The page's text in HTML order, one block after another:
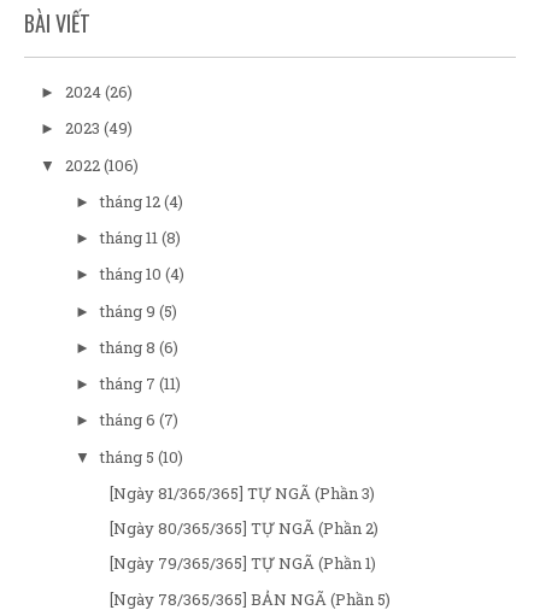
BÀI VIẾT
► 2024(26)
► 2023 (49)
▼ 2022(106)
►tháng 12(4)
►tháng 11(8)
►tháng 10 (4)
►tháng 9 (5)
►tháng 8 (6)
►tháng 7 (11)
►tháng 6 (7)
▼tháng 5 (10)
[Ngày 81/365/365] TỰ NGÃ (Phần 3)
[Ngày 80/365/365] TỰ NGÃ (Phần 2)
[Ngày 79/365/365] TỰ NGÃ (Phần 1)
[Ngày 78/365/365] BẢN NGÃ (Phần 5)